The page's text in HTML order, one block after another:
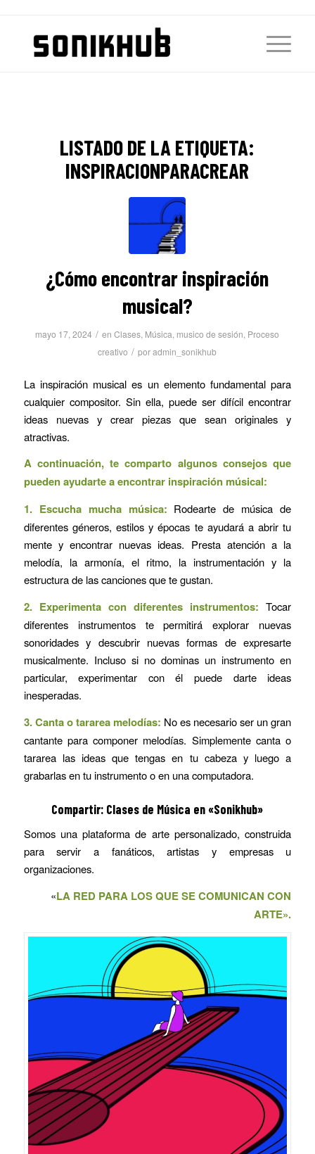
LISTADO DE LA ETIQUETA:
INSPIRACIONPARACREAR
¿Cómo encontrar inspiración
musical?
mayo 17, 2024 / enClases, Música, musico de sesión, Proceso
creativo / poradmin_sonikhub
La inspiración musical es un elemento fundamental para
cualquier compositor. Sin ella, puede ser difícil encontrar
ideas nuevas y crear piezas que sean originales y
atractivas.
A continuación, te comparto algunos consejos que
pueden ayudarte a encontrar inspiración músical:
1. Escucha mucha música: Rodearte de música de
diferentes géneros, estilos y épocas te ayudará a abrir tu
mente y encontrar nuevas ideas. Presta atención a la
melodía, la armonía, el ritmo, la instrumentación y la
estructura de las canciones que te gustan.
2. Experimenta con diferentes instrumentos: Tocar
diferentes instrumentos te permitirá explorar nuevas
sonoridades y descubrir nuevas formas de expresarte
musicalmente. Incluso si no dominas un instrumento en
particular, experimentar con él puede darte ideas
inesperadas.
3. Canta o tararea melodías: No es necesario ser un gran
cantante para componer melodías. Simplemente canta o
tararea las ideas que tengas en tu cabeza y luego a
grabarlas en tu instrumento o en una computadora.
Compartir: Clases de Música en «Sonikhub»
Somos una plataforma de arte personalizado, construida
para servir a fanáticos, artistas y empresas u
organizaciones.
«LA RED PARA LOS QUE SE COMUNICAN CON
ARTE».